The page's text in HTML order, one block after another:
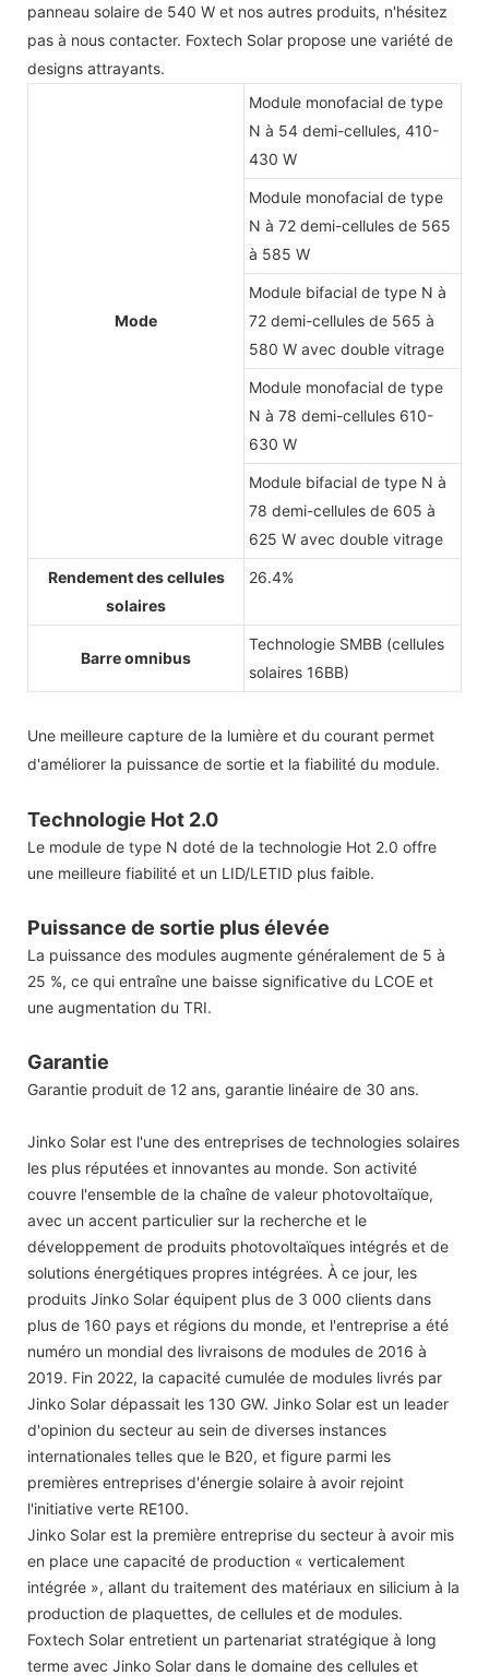
panneau solaire de 540 W et nos autres produits, n'hésitez
pas à nous contacter. Foxtech Solar propose une variété de
designs attrayants.
Mode
Module monofacial de type
N à 54 demi-cellules, 410-
430 W
Module monofacial de type
N à 72 demi-cellules de 565
à 585 W
Module bifacial de type N à
72 demi-cellules de 565 à
580 W avec double vitrage
Module monofacial de type
N à 78 demi-cellules 610-
630 W
Module bifacial de type N à
78 demi-cellules de 605 à
625 W avec double vitrage
Rendement des cellules
solaires
26.4%
Barre omnibus
Technologie SMBB (cellules
solaires 16BB)
Une meilleure capture de la lumière et du courant permet
d'améliorer la puissance de sortie et la fiabilité du module.
Technologie Hot 2.0
Le module de type N doté de la technologie Hot 2.0 offre
une meilleure fiabilité et un LID/LETID plus faible.
Puissance de sortie plus élevée
La puissance des modules augmente généralement de 5 à
25 %, ce qui entraîne une baisse significative du LCOE et
une augmentation du TRI.
Garantie
Garantie produit de 12 ans, garantie linéaire de 30 ans.
Jinko Solar est l'une des entreprises de technologies solaires
les plus réputées et innovantes au monde. Son activité
couvre l'ensemble de la chaîne de valeur photovoltaïque,
avec un accent particulier sur la recherche et le
développement de produits photovoltaïques intégrés et de
solutions énergétiques propres intégrées. À ce jour, les
produits Jinko Solar équipent plus de 3 000 clients dans
plus de 160 pays et régions du monde, et l'entreprise a été
numéro un mondial des livraisons de modules de 2016 à
2019. Fin 2022, la capacité cumulée de modules livrés par
Jinko Solar dépassait les 130 GW. Jinko Solar est un leader
d'opinion du secteur au sein de diverses instances
internationales telles que le B20, et figure parmi les
premières entreprises d'énergie solaire à avoir rejoint
l'initiative verte RE100.
Jinko Solar est la première entreprise du secteur à avoir mis
en place une capacité de production « verticalement
intégrée », allant du traitement des matériaux en silicium à la
production de plaquettes, de cellules et de modules.
Foxtech Solar entretient un partenariat stratégique à long
terme avec Jinko Solar dans le domaine des cellules et